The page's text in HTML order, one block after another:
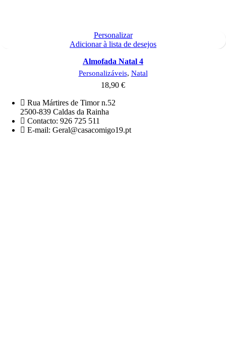
Personalizar
Adicionar à lista de desejos
Almofada Natal 4
Personalizáveis, Natal
18,90 €
Rua Mártires de Timor n.52
2500-839 Caldas da Rainha
Contacto: 926 725 511
E-mail: Geral@casacomigo19.pt